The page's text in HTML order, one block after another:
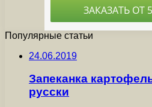
Популярные статьи
24.06.2019
Запеканка
русски